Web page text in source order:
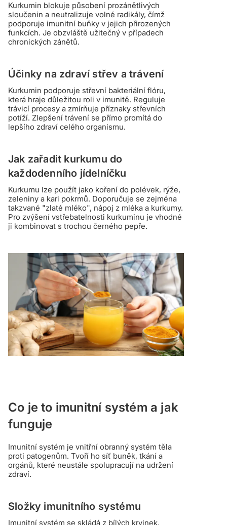
Kurkumin blokuje působení prozánětlivých
sloučenin a neutralizuje volné radikály, čímž
podporuje imunitní buňky v jejich přirozených
funkcích. Je obzvláště užitečný v případech
chronických zánětů.
Účinky na zdraví střev a trávení
Kurkumin podporuje střevní bakteriální flóru,
která hraje důležitou roli v imunitě. Reguluje
trávicí procesy a zmírňuje příznaky střevních
potíží. Zlepšení trávení se přímo promítá do
lepšího zdraví celého organismu.
Jak zařadit kurkumu do
každodenního jídelníčku
Kurkumu lze použít jako koření do polévek, rýže,
zeleniny a kari pokrmů. Doporučuje se zejména
takzvané "zlaté mléko", nápoj z mléka a kurkumy.
Pro zvýšení vstřebatelnosti kurkuminu je vhodné
ji kombinovat s trochou černého pepře.
Co je to imunitní systém a jak
funguje
Imunitní systém je vnitřní obranný systém těla
proti patogenům. Tvoří ho síť buněk, tkání a
orgánů, které neustále spolupracují na udržení
zdraví.
Složky imunitního systému
Imunitní systém se skládá z bílých krvinek,